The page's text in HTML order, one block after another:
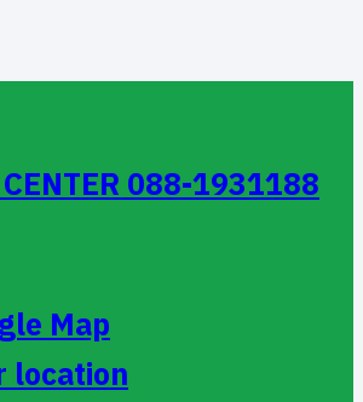
088-1931188
Map
location